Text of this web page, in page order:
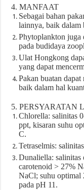
4. MANFAAT
Sebagai bahan
lainnya, baik dalam
Phytoplankton juga
pada budidaya
Ulat Hongkong
yang dapat
Pakan buatan
baik dalam hal
5. PERSYARATAN
Chlorella: salinitas
ppt, kisaran suhu
C.
Tetraselmis:
Dunaliella:
carotenoid > 27%
NaCl; suhu optimal
pada pH 11.